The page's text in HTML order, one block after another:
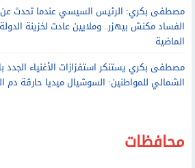
مصطفى بكري: الرئيس السيسي عندما تحدث
الفساد مكنش بيهزر.. وملايين عادت لخزينة الدولة
الماضية
مصطفى بكري يستنكر استفزازات الأغنياء الجدد
الشمالي للمواطنين: السوشيال ميديا حارقة دم
محافظات